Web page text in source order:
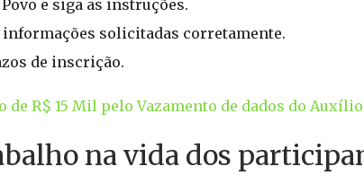
e siga as instruções.
informações solicitadas corretamente.
de inscrição.
de R$ 15 Mil pelo Vazamento de dados do
na vida dos